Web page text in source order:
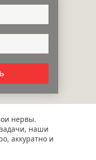
нервы.
наши
аккуратно и